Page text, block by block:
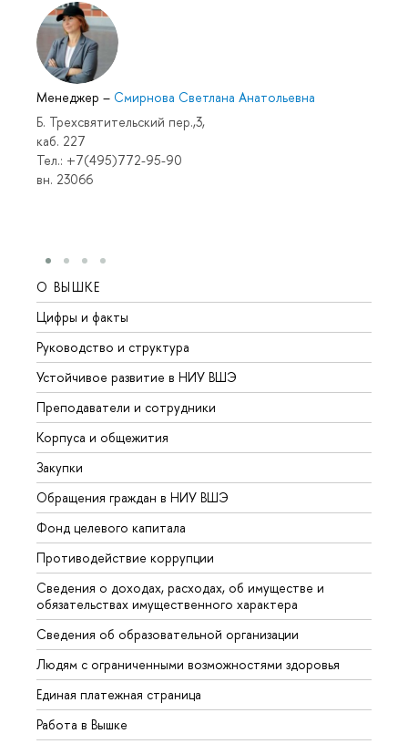
Менеджер – Смирнова Светлана Анатольевна
Б. Трехсвятительский пер.,3,
каб. 227
Тел.: +7(495)772-95-90
вн. 23066
О ВЫШКЕ
Цифры и факты
Руководство и структура
Устойчивое развитие в НИУ ВШЭ
Преподаватели и сотрудники
Корпуса и общежития
Закупки
Обращения граждан в НИУ ВШЭ
Фонд целевого капитала
Противодействие коррупции
Сведения о доходах, расходах, об имуществе и
обязательствах имущественного характера
Сведения об образовательной организации
Людям с ограниченными возможностями здоровья
Единая платежная страница
Работа в Вышке